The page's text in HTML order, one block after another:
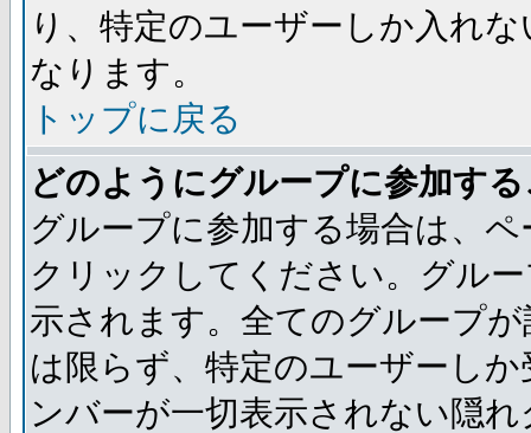
り、特定のユーザーしか入れ
なります。
トップに戻る
どのようにグループに参加す
グループに参加する場合は、
クリックしてください。グル
示されます。全てのグループ
は限らず、特定のユーザーし
ンバーが一切表示されない隠